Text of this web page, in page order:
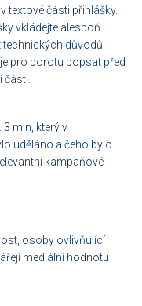
textové části přihlášky.
vkládejte alespoň
technických důvodů
pro porotu popsat před
min, který v
uděláno a čeho bylo
kampaňové
osoby ovlivňující
mediální hodnotu